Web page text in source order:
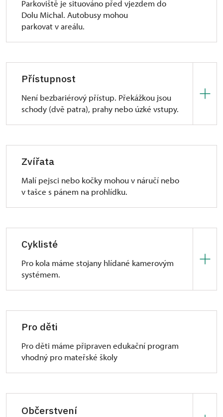
Parkoviště je situováno před vjezdem do
Dolu Michal. Autobusy mohou
parkovat v areálu.
Přístupnost
Není bezbariérový přístup. Překážkou jsou
schody (dvě patra), prahy nebo úzké vstupy.
prohlídku (prohlídka areálu Dolu Michal). Překážkou
při prohlídce interiéru jsou schody, prahy
nebo úzké vstupy. Pro návštěvníky s francouzskými
holemi je trasa schůdná.
samostatný termín, kdy máme možnost nachystat
pro vás exponáty, kterých se můžete dotýkat.
Zvířata
Malí pejsci nebo kočky mohou v náručí nebo
v tašce s pánem na prohlídku.
Cyklisté
Pro kola máme stojany hlídané kamerovým
systémem.
s napojením na V (Ostrava)
http://www.mapy.cz/s/95lZ
Pro děti
Pro děti máme připraven edukační program
vhodný pro mateřské školy
Občerstvení